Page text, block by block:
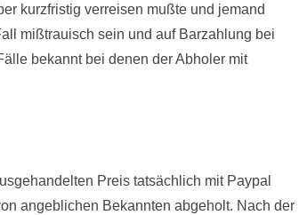
kurzfristig verreisen mußte und jemand
mißtrauisch sein und auf Barzahlung bei
bekannt bei denen der Abholer mit
Preis tatsächlich mit Paypal
angeblichen Bekannten abgeholt. Nach der